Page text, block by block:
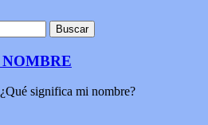
significa mi nombre?